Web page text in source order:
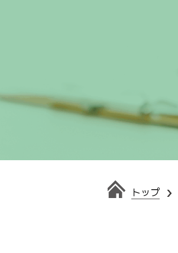
トップ